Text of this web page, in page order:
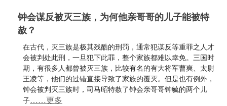
钟会谋反被灭三族，为何他亲哥哥的儿子能被特
赦？
在古代，灭三族是极其残酷的刑罚，通常犯谋反等重罪之人才
会被判处此刑，一旦犯下此罪，整个家族都难以幸免。三国时
期，有很多人都曾被灭三族，比较有名的有大将军曹爽、太尉
王凌等，他们的过错直接导致了家族的覆灭。但是也有例外，
钟会被判灭三族时，司马昭特赦了钟会亲哥哥钟毓的两个儿
子……更多